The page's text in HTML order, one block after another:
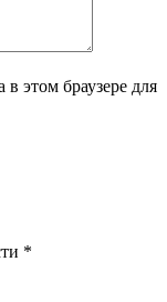
этом браузере для
*